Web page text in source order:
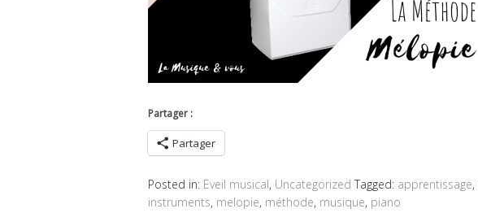
Partager :
Partager
Posted in: Eveil musical, Uncategorized Tagged: apprentissage,
instruments, melopie, méthode, musique, piano